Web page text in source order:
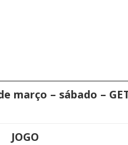
março – sábado –